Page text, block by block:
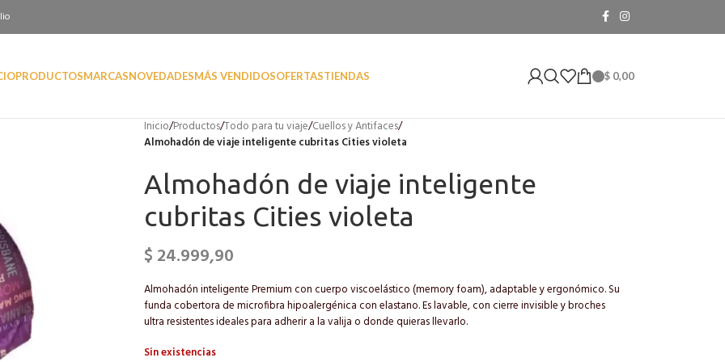
PRODUCTOSMARCASNOVEDADESMÁS VENDIDOSOFERTASTIENDAS $ 0,00
Inicio/Productos/Todo para tu viaje/Cuellos y Antifaces/
Almohadón de viaje inteligente cubritas Cities violeta
Almohadón de viaje inteligente
cubritas Cities violeta
$ 24.999,90
Almohadón inteligente Premium con cuerpo viscoelástico (memory foam), adaptable y ergonómico. Su
funda cobertora de microfibra hipoalergénica con elastano. Es lavable, con cierre invisible y broches
ultra resistentes ideales para adherir a la valija o donde quieras llevarlo.
Sin existencias